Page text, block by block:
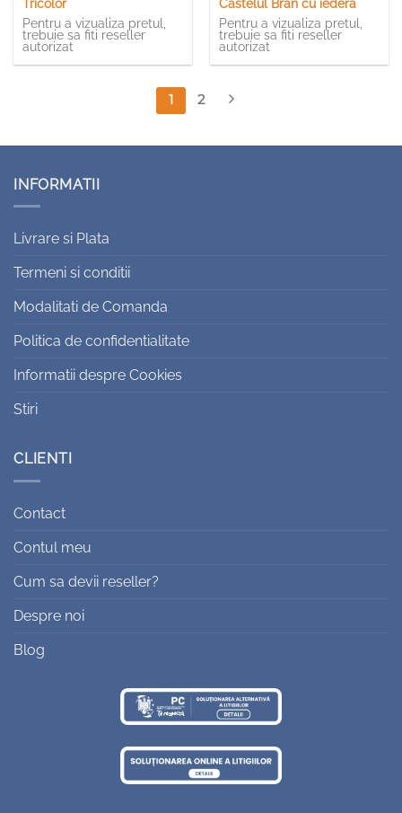
Tricolor
Pentru a vizualiza pretul,
trebuie sa fiti reseller
autorizat
Castelul Bran cu iedera
Pentru a vizualiza pretul,
trebuie sa fiti reseller
autorizat
1 2
INFORMATII
Livrare si Plata
Termeni si conditii
Modalitati de Comanda
Politica de confidentialitate
Informatii despre Cookies
Stiri
CLIENTI
Contact
Contul meu
Cum sa devii reseller?
Despre noi
Blog